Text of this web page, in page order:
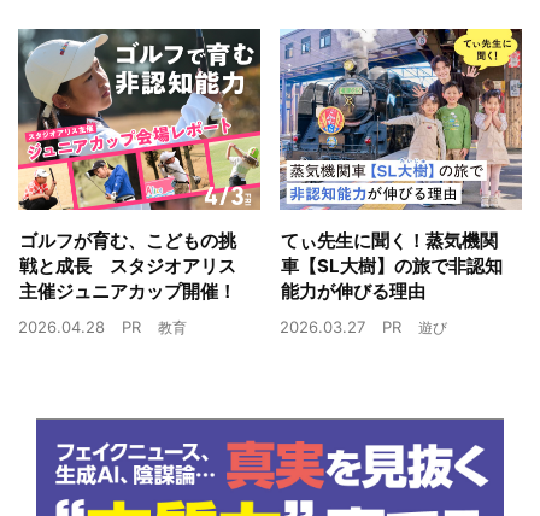
ゴルフが育む、こどもの挑
戦と成長 スタジオアリス
主催ジュニアカップ開催！
2026.04.28 PR 教育
てぃ先生に聞く！蒸気機関
車【SL大樹】の旅で非認知
能力が伸びる理由
2026.03.27 PR 遊び